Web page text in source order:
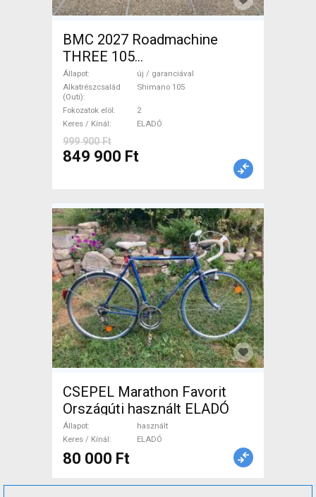
BMC 2027 Roadmachine
THREE 105
(47,51,54,56,58,61) Országúti
Shimano 105 tárcsafék új /
garanciával ELADÓ
Állapot
új / garanciával
Alkatrészcsalád
(Outi)
Shimano 105
Fokozatok elöl
2
Keres / Kínál
ELADÓ
999 900 Ft
849 900 Ft
CSEPEL Marathon Favorit
Országúti használt ELADÓ
Állapot
használt
Keres / Kínál
ELADÓ
80 000 Ft